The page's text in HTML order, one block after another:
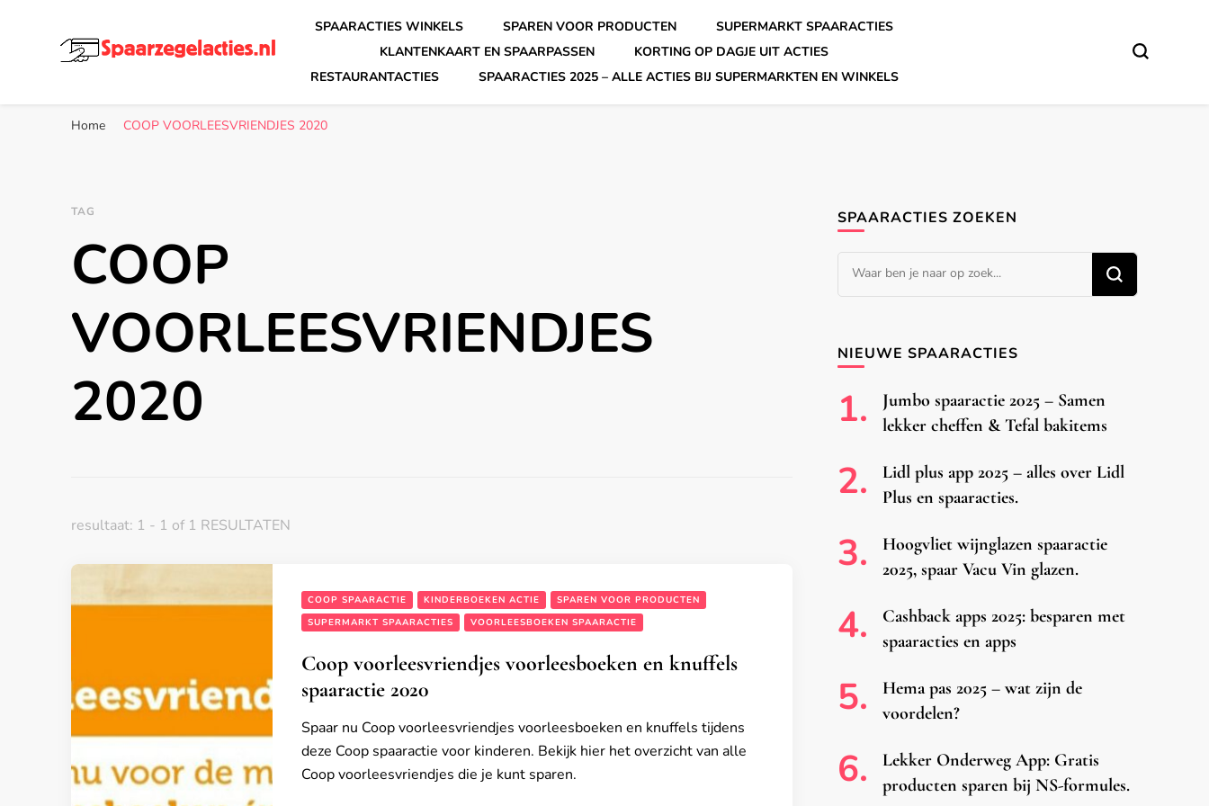
SPAARACTIES WINKELS SPAREN VOOR PRODUCTEN
SUPERMARKT SPAARACTIES
KLANTENKAART EN SPAARPASSEN
KORTING OP DAGJE UIT ACTIES
RESTAURANTACTIES
SPAARACTIES 2025 – ALLE ACTIES BIJ SUPERMARKTEN EN WINKELS
Home COOP VOORLEESVRIENDJES 2020
TAG
COOP
VOORLEESVRIENDJES
2020
resultaat: 1 - 1 of 1 RESULTATEN
COOP SPAARACTIE KINDERBOEKEN ACTIE
SPAREN VOOR PRODUCTEN
SUPERMARKT SPAARACTIES
VOORLEESBOEKEN SPAARACTIE
Coop voorleesvriendjes voorleesboeken en knuffels
spaaractie 2020
Spaar nu Coop voorleesvriendjes voorleesboeken en knuffels tijdens
deze Coop spaaractie voor kinderen. Bekijk hier het overzicht van alle
Coop voorleesvriendjes die je kunt sparen.
SPAARACTIES ZOEKEN
Op
zoek
NIEUWE SPAARACTIES
Jumbo spaaractie 2025 – Samen
lekker cheffen & Tefal bakitems
Lidl plus app 2025 – alles over Lidl
Plus en spaaracties.
Hoogvliet wijnglazen spaaractie
2025, spaar Vacu Vin glazen.
Cashback apps 2025: besparen met
spaaracties en apps
Hema pas 2025 – wat zijn de
voordelen?
Lekker Onderweg App: Gratis
producten sparen bij NS-formules.